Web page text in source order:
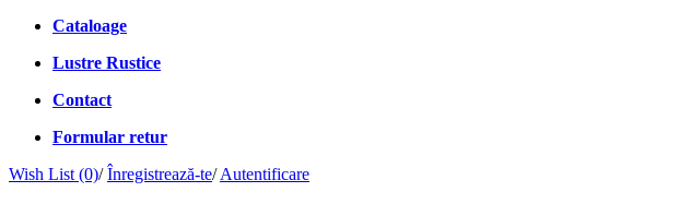
Cataloage
Lustre Rustice
Contact
Formular retur
Wish List (0)/ Înregistrează-te/ Autentificare